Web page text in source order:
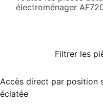
électroménager
Filtrer les
Accès direct par position
éclatée